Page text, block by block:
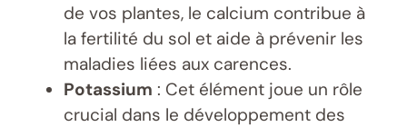
de vos plantes, le calcium contribue à
la fertilité du sol et aide à prévenir les
maladies liées aux carences.
Potassium : Cet élément joue un rôle
crucial dans le développement des